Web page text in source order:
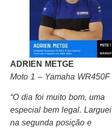
ADRIEN METGE
Moto 1 – Yamaha WR450F
“O dia foi muito bom, uma
especial bem legal. Larguei
na segunda posição e